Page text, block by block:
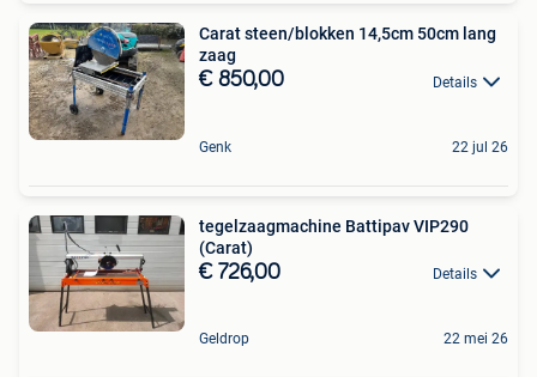
Carat steen/blokken 14,5cm 50cm lang
zaag
€ 850,00 Details
Genk 22 jul 26
tegelzaagmachine Battipav VIP290
(Carat)
€ 726,00 Details
Geldrop 22 mei 26